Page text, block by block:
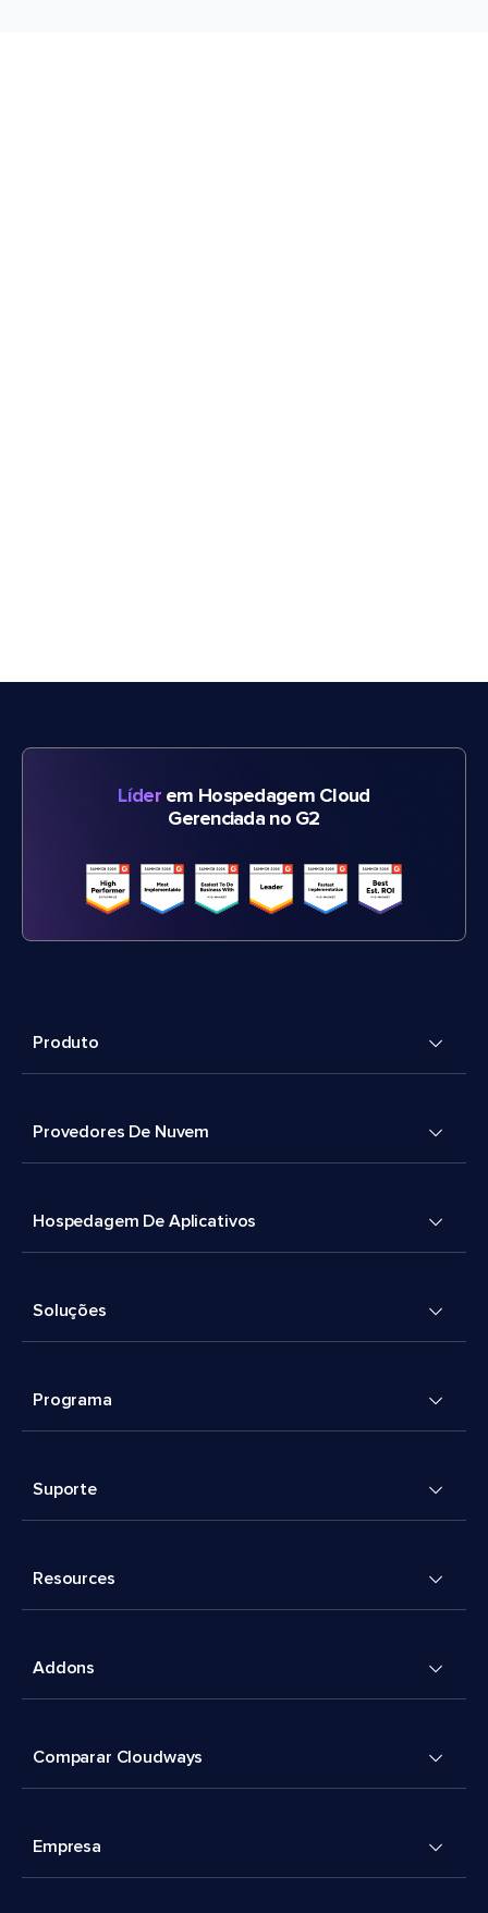
Líderem Hospedagem Cloud
Gerenciada no G2
Produto
Provedores De Nuvem
Hospedagem De Aplicativos
Soluções
Programa
Suporte
Resources
Addons
Comparar Cloudways
Empresa